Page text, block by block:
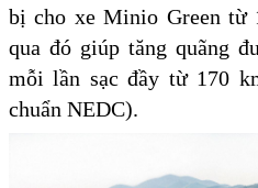
bị cho xe Minio Green từ
qua đó giúp tăng quãng
mỗi lần sạc đầy từ 170
chuẩn NEDC).